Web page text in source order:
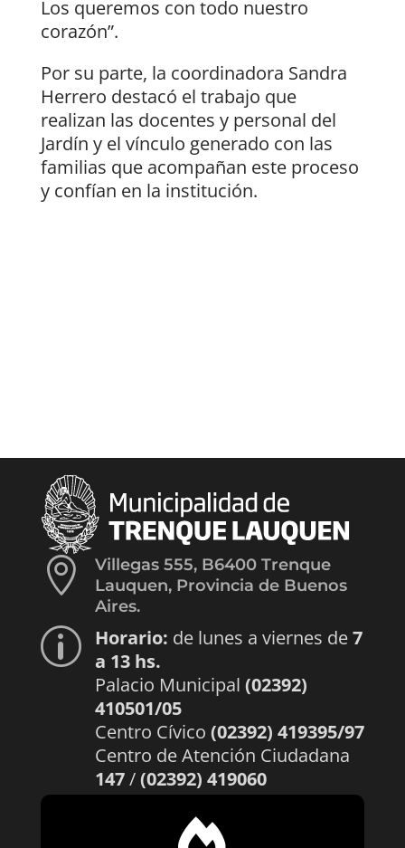
Los queremos con todo nuestro
corazón”.
Por su parte, la coordinadora Sandra
Herrero destacó el trabajo que
realizan las docentes y personal del
Jardín y el vínculo generado con las
familias que acompañan este proceso
y confían en la institución.

Villegas 555, B6400 Trenque
Lauquen, Provincia de Buenos
Aires.
p Horario: de lunes a viernes de7
a 13 hs.
Palacio Municipal (02392)
410501/05
Centro Cívico (02392) 419395/97
Centro de Atención Ciudadana
147/(02392) 419060